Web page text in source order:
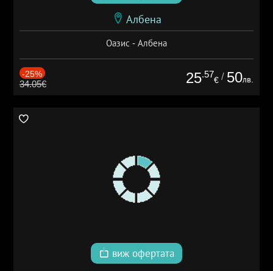
Албена
Оазис - Албена
-25%
34.05€ 25.57
€ / 50лв.
виж офертата